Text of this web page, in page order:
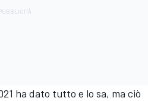
ha dato tutto e lo sa, ma ciò